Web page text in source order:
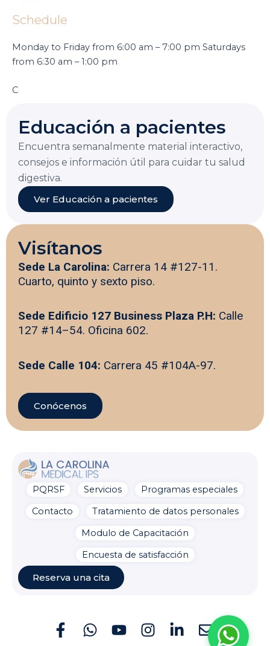
Schedule
Monday to Friday from 6:00 am – 7:00 pm Saturdays
from 6:30 am – 1:00 pm
C
Educación a pacientes
Encuentra semanalmente material interactivo,
consejos e información útil para cuidar tu salud
digestiva.
Ver Educación a pacientes
Visítanos
Sede La Carolina: Carrera 14 #127-11.
Cuarto, quinto y sexto piso.
Sede Edificio 127 Business Plaza P.H: Calle
127 #14–54. Oficina 602.
Sede Calle 104: Carrera 45 #104A-97.
Conócenos
PQRSF Servicios
Programas especiales
Contacto
Tratamiento de datos personales
Modulo de Capacitación
Encuesta de satisfacción
Reserva una cita
La Carolina Medical IPS
¡Bienvenido a la línea de
atención preferencial de
pacientes! ¿En qué puedo
ayudarte?